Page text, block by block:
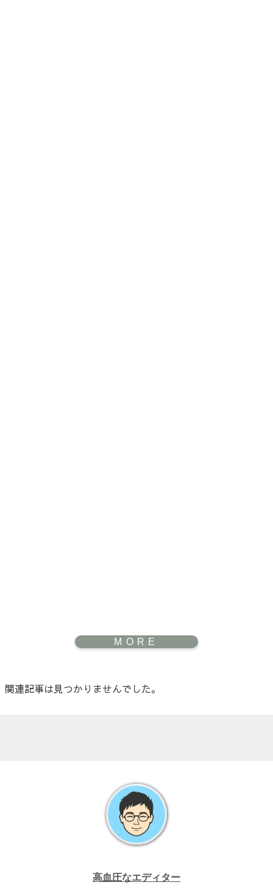
関連記事は見つかりませんでした。
高血圧なエディター